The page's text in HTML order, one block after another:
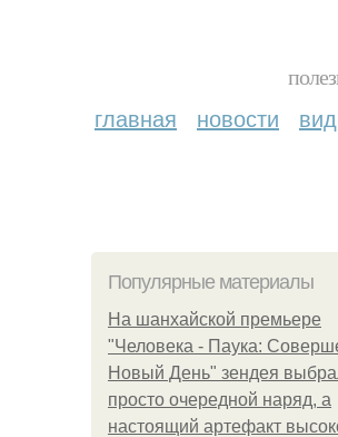
главная новости
Популярные материалы
На шанхайской премьере
"Человека - Паука:
Новый День" зендея
просто очередной наряд, а
настоящий артефакт